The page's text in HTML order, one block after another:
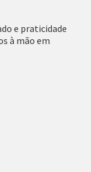
e praticidade
à mão em